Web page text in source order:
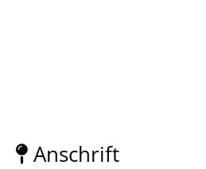
Anschrift